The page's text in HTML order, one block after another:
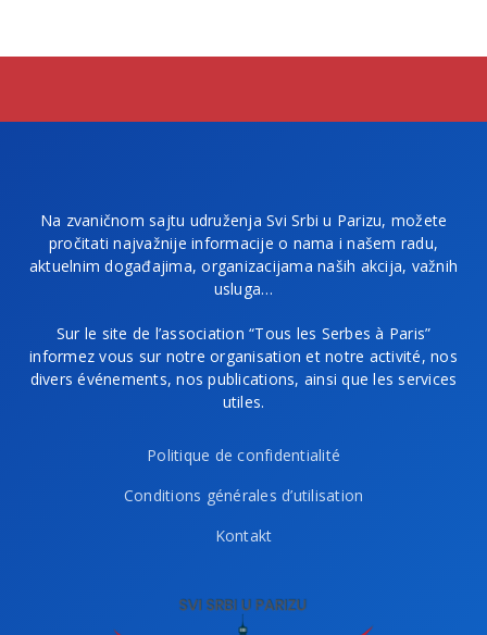
Na zvaničnom sajtu udruženja Svi Srbi u Parizu, možete
pročitati najvažnije informacije o nama i našem radu,
aktuelnim događajima, organizacijama naših akcija, važnih
usluga…
Sur le site de l’association “Tous les Serbes à Paris”
informez vous sur notre organisation et notre activité, nos
divers événements, nos publications, ainsi que les services
utiles.
Politique de confidentialité
Conditions générales d’utilisation
Kontakt